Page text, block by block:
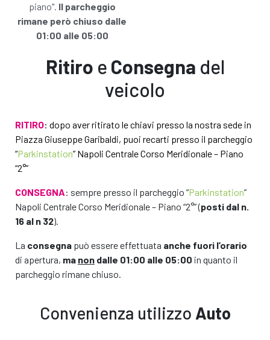
piano". Il parcheggio
rimane però chiuso dalle
01:00 alle 05:00
Ritiro e Consegna del
veicolo
RITIRO: dopo aver ritirato le chiavi presso la nostra sede in
Piazza Giuseppe Garibaldi, puoi recarti presso il parcheggio
“Parkinstation” Napoli Centrale Corso Meridionale – Piano
“2°”
CONSEGNA: sempre presso il parcheggio “Parkinstation”
Napoli Centrale Corso Meridionale – Piano “2°” (posti dal n.
16 al n 32).
La consegna può essere effettuata anche fuori l’orario
di apertura, ma non dalle 01:00 alle 05:00 in quanto il
parcheggio rimane chiuso.
Convenienza utilizzo Auto